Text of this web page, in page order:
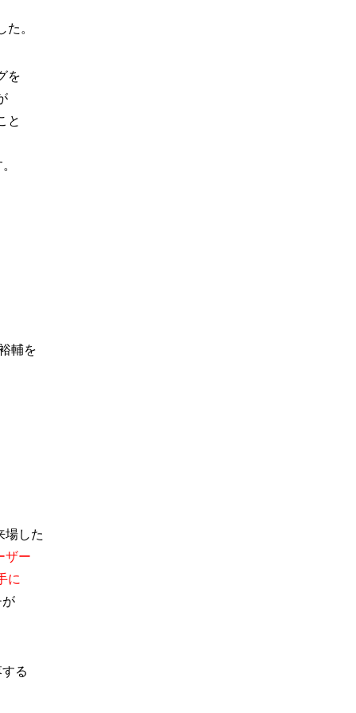
た。
を
と
輔を
場した
ザー
に
が
る